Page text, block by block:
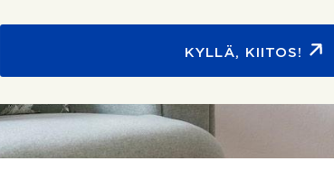
KYLLÄ, KIITOS!